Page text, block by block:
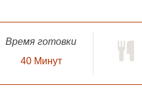
Время готовки
40 Минут